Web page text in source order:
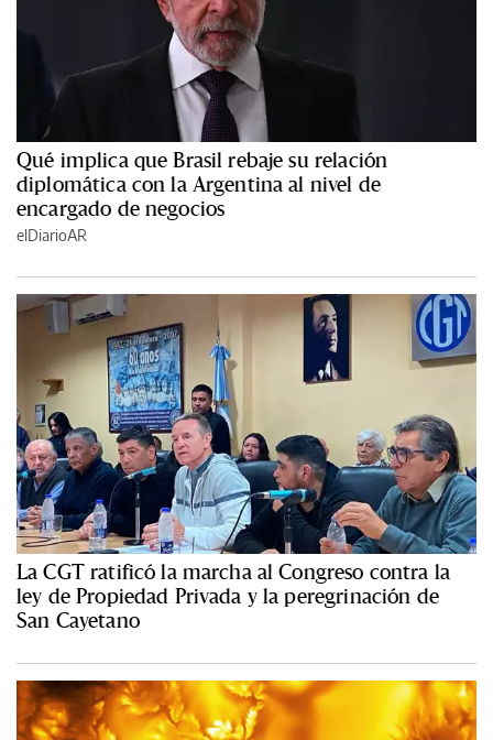
Qué implica que Brasil rebaje su relación
diplomática con la Argentina al nivel de
encargado de negocios
elDiarioAR
La CGT ratificó la marcha al Congreso contra la
ley de Propiedad Privada y la peregrinación de
San Cayetano